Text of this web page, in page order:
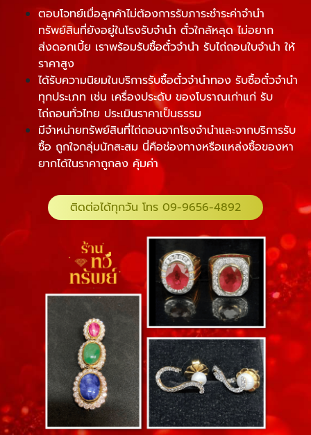
ตอบโจทย์เมื่อลูกค้าไม่ต้องการรับภาระชำระค่าจำนำ
ทรัพย์สินที่ยังอยู่ในโรงรับจำนำ ตั๋วใกล้หลุด ไม่อยาก
ส่งดอกเบี้ย เราพร้อมรับซื้อตั๋วจำนำ รับไถ่ถอนใบจำนำ ให้
ราคาสูง
ได้รับความนิยมในบริการรับซื้อตั๋วจํานําทอง รับซื้อตั๋วจำนำ
ทุกประเภท เช่น เครื่องประดับ ของโบราณเก่าแก่ รับ
ไถ่ถอนทั่วไทย ประเมินราคาเป็นธรรม
มีจำหน่ายทรัพย์สินที่ไถ่ถอนจากโรงจำนำและจากบริการรับ
ซื้อ ถูกใจกลุ่มนักสะสม นี่คือช่องทางหรือแหล่งซื้อของหา
ยากได้ในราคาถูกลง คุ้มค่า
ติดต่อได้ทุกวัน โทร 09-9656-4892